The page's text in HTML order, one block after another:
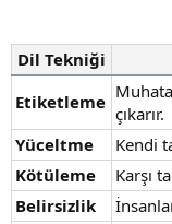
Dil Tekniği
Etiketleme
çıkarır.
Yüceltme
Kendi
Kötüleme
Karşı
Belirsizlik